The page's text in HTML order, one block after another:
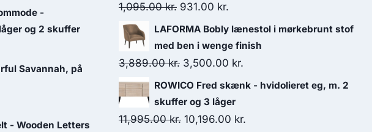
-
og 2 skuffer
Savannah, på
- Wooden Letters
1,095.00kr. 931.00 kr.
LAFORMA Bobly lænestol i mørkebrunt stof
med ben i wenge finish
3,889.00kr. 3,500.00 kr.
ROWICO Fred skænk - hvidolieret eg, m. 2
skuffer og 3 låger
11,995.00kr. 10,196.00 kr.